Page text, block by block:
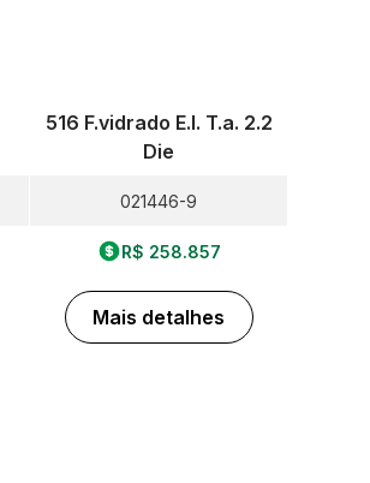
516 F.vidrado E.l. T.a. 2.2
Die
021446-9
R$ 258.857
Mais detalhes